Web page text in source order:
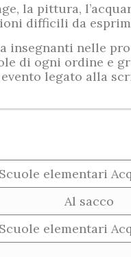
la pittura,
difficili da
insegnanti nelle
di ogni ordine e
legato alla
Scuole elementari
Al sacco
Scuole elementari